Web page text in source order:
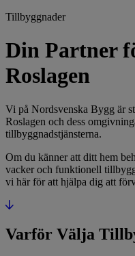
Tillbyggnader
Din Partner
Roslagen
Vi på Nordsvenska Bygg är
Roslagen och dess
tillbyggnadstjänsterna.
Om du känner att ditt hem
vacker och funktionell
vi här för att hjälpa dig att
Varför Välja